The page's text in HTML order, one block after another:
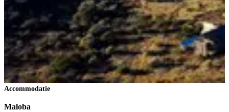
Accommodatie
Maloba